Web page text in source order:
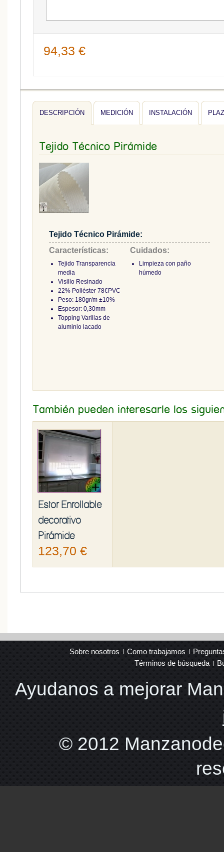
94,33 €
DESCRIPCIÓN MEDICIÓN INSTALACIÓN
Tejido Técnico Pirámide
Tejido Técnico Pirámide:
Características:
Tejido Transparencia
media
Visillo Resinado
22% Poliéster 78€PVC
Peso: 180gr/m ±10%
Espesor: 0,30mm
Topping Varillas de
aluminio lacado
Cuidados:
Limpieza con paño
húmedo
También pueden interesarle los
Estor Enrollable
decorativo
Pirámide
123,70 €
Sobre nosotros Como trabajamos
Términos de búsqueda
Ayudanos a mejorar
© 2012